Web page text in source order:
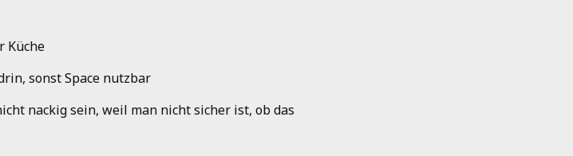
Küche
sonst Space nutzbar
nackig sein, weil man nicht sicher ist, ob das